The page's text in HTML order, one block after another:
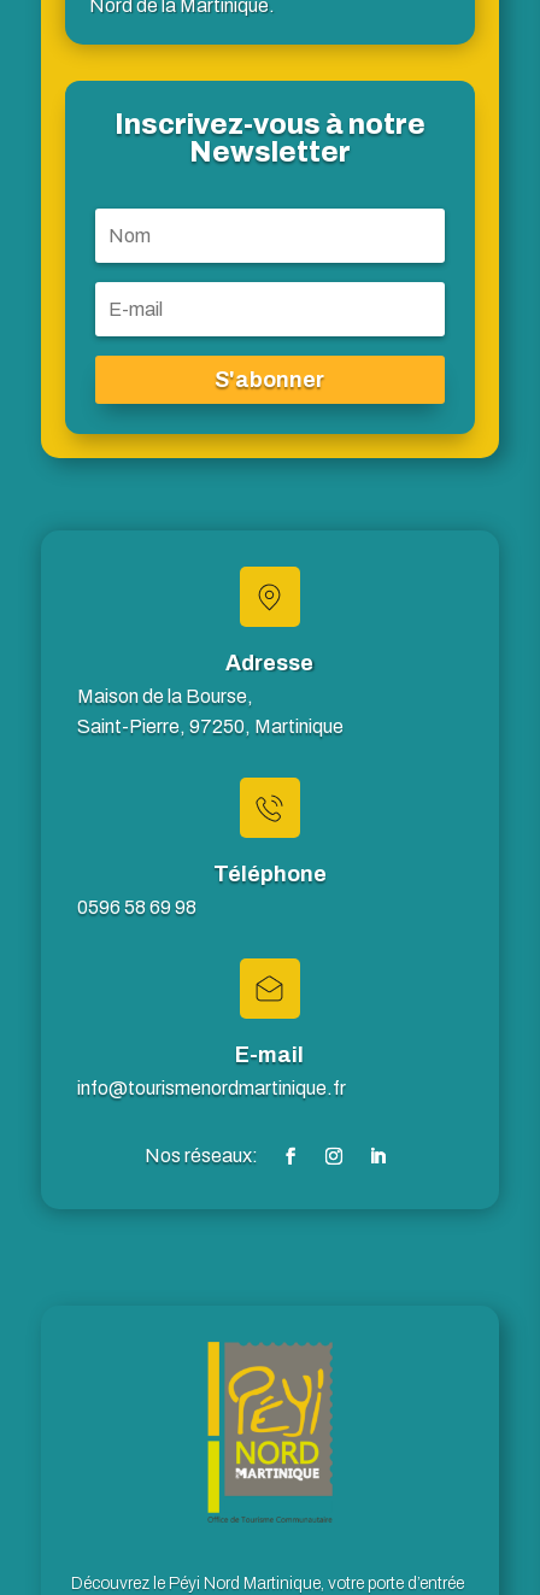
Nord de la Martinique.
Inscrivez-vous à notre
Newsletter
S'abonner
Adresse
Maison de la Bourse,
Saint-Pierre, 97250, Martinique
Téléphone
0596 58 69 98
E-mail
info@tourismenordmartinique.fr
Découvrez le Péyi Nord Martinique, votre porte d’entrée